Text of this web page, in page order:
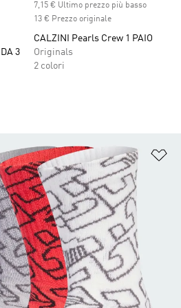
3
7,15 € Ultimo prezzo più basso
13 € Prezzo originale
CALZINI Pearls Crew 1 PAIO
Originals
2 colori